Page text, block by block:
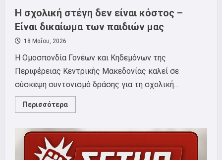
Ειδική
Αγωγή.
Η σχολική στέγη δεν είναι κόστος –
Είναι δικαίωμα των παιδιών μας
18 Μαΐου, 2026
Η Ομοσπονδία Γονέων και Κηδεμόνων της
Περιφέρειας Κεντρικής Μακεδονίας καλεί σε
σύσκεψη συντονισμό δράσης για τη σχολική...
Περισσότερα
more
σχολική
δεν
είναι